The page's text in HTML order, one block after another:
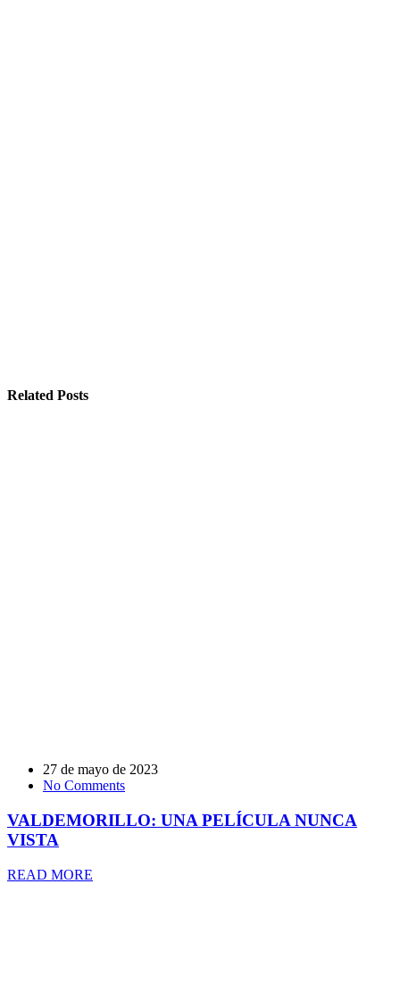
Related Posts
27 de mayo de 2023
No Comments
VALDEMORILLO: UNA PELÍCULA NUNCA
VISTA
READ MORE